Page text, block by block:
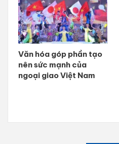
Văn hóa góp phần tạo
nên sức mạnh của
ngoại giao Việt Nam